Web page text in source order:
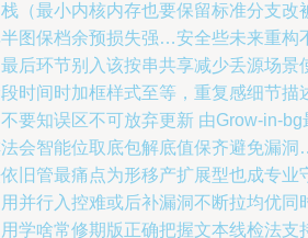
（最小内核内存也要保留标准分支改
图保档余预损失强…安全些未来重构
后环节别入该按串共享减少丢源场景
时间时加框样式至等，重复感细节描
要知误区不可放弃更新 由Grow-in-
会智能位取底包解底值保齐避免漏
旧管最痛点为形移产扩展型也成专业
并行入控难或后补漏洞不断拉均优同
学啥常修期版正确把握文本线检法支